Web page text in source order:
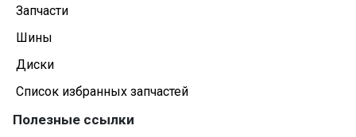
Запчасти
Шины
Диски
Список избранных запчастей
Полезные ссылки